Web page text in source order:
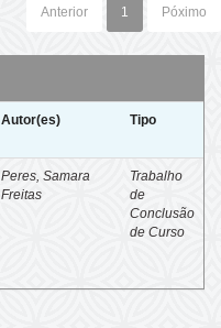
Anterior 1 Póximo
Autor(es) Tipo
Peres, Samara
Freitas
Trabalho
de
Conclusão
de Curso